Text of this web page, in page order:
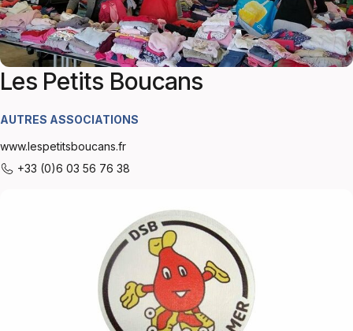
Les Petits Boucans
AUTRES ASSOCIATIONS
www.lespetitsboucans.fr
+33 (0)6 03 56 76 38